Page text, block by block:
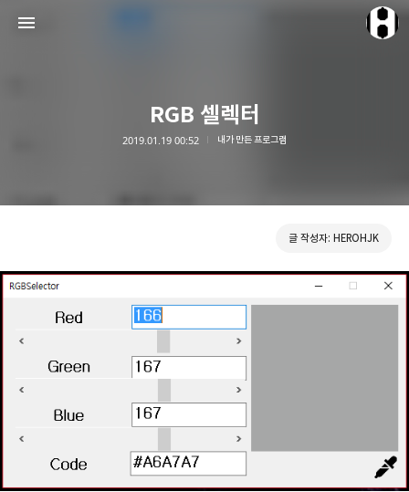
RGB 셀렉터
2019.01.19 00:52 내가 만든 프로그램
글 작성자: HEROHJK
HEROHJK Document